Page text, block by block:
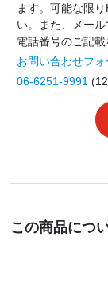
ます。可能な限
い。また、メー
電話番号のご記載
お問い合わせフォ
06-6251-9991
この商品につ